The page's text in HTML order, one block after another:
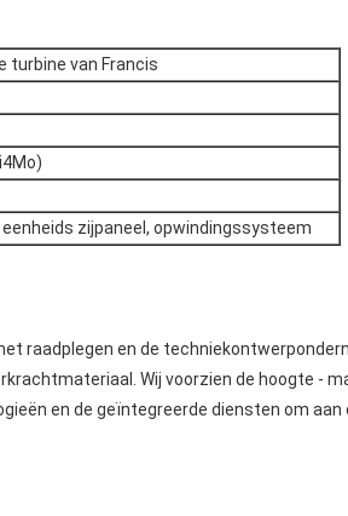
turbine van Francis
eenheids zijpaneel, opwindingssysteem
raadplegen en de
Wij voorzien de hoogte -
en de geïntegreerde diensten om